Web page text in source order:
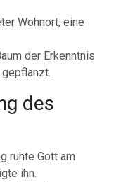
Wohnort, eine
der Erkenntnis
des
ruhte Gott am
ihn.